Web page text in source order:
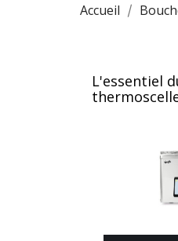
Accueil
L'essentiel